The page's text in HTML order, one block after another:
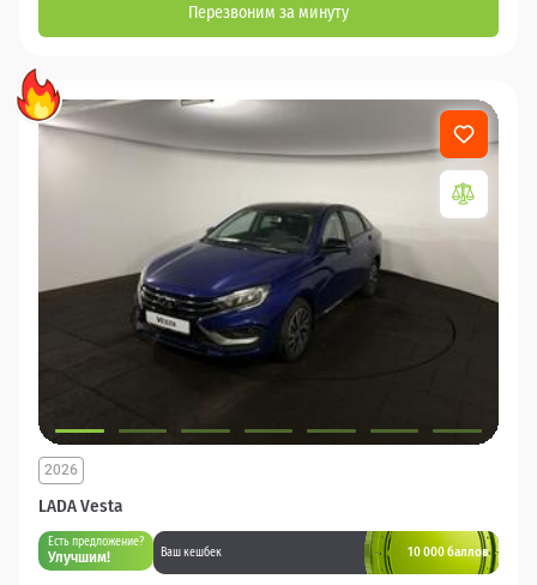
Перезвоним за минуту
LADA Vesta
2026
Есть предложение?
Улучшим! Ваш кешбек 10 000 баллов